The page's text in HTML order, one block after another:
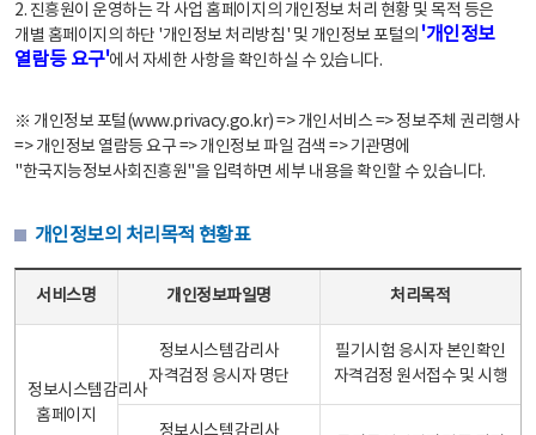
2. 진흥원이 운영하는 각 사업 홈페이지의 개인정보 처리 현황 및 목적 등은
개별 홈페이지의 하단 '개인정보 처리방침' 및 개인정보 포털의 '개인정보
열람등 요구'에서 자세한 사항을 확인하실 수 있습니다.
※ 개인정보 포털(www.privacy.go.kr) => 개인서비스 => 정보주체 권리행사
=> 개인정보 열람등 요구 => 개인정보 파일 검색 => 기관명에
"한국지능정보사회진흥원"을 입력하면 세부 내용을 확인할 수 있습니다.
개인정보의 처리목적 현황표
서비스명 개인정보파일명 처리목적
정보시스템감리사
홈페이지
정보시스템감리사
자격검정 응시자 명단
필기시험 응시자 본인확인
자격검정 원서접수 및 시행